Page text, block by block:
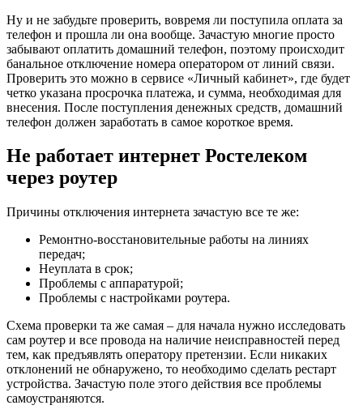
Ну и не забудьте проверить, вовремя ли поступила оплата за
телефон и прошла ли она вообще. Зачастую многие просто
забывают оплатить домашний телефон, поэтому происходит
банальное отключение номера оператором от линий связи.
Проверить это можно в сервисе «Личный кабинет», где будет
четко указана просрочка платежа, и сумма, необходимая для
внесения. После поступления денежных средств, домашний
телефон должен заработать в самое короткое время.
Не работает интернет Ростелеком
через роутер
Причины отключения интернета зачастую все те же:
Ремонтно-восстановительные работы на линиях
передач;
Неуплата в срок;
Проблемы с аппаратурой;
Проблемы с настройками роутера.
Схема проверки та же самая – для начала нужно исследовать
сам роутер и все провода на наличие неисправностей перед
тем, как предъявлять оператору претензии. Если никаких
отклонений не обнаружено, то необходимо сделать рестарт
устройства. Зачастую поле этого действия все проблемы
самоустраняются.